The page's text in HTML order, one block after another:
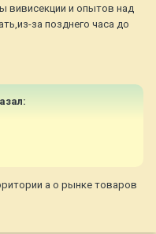
вивисекции и опытов над
за позднего часа до
а о рынке товаров